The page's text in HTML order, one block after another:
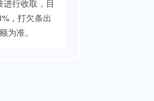
行收取，目
，打欠条出
为准。